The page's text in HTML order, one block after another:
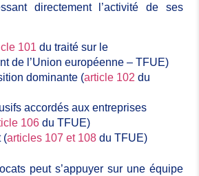
directement l’activité de ses
101 du traité sur le
de l’Union européenne – TFUE)
dominante (article 102 du
accordés aux entreprises
106 du TFUE)
(articles 107 et 108 du TFUE)
peut s’appuyer sur une équipe